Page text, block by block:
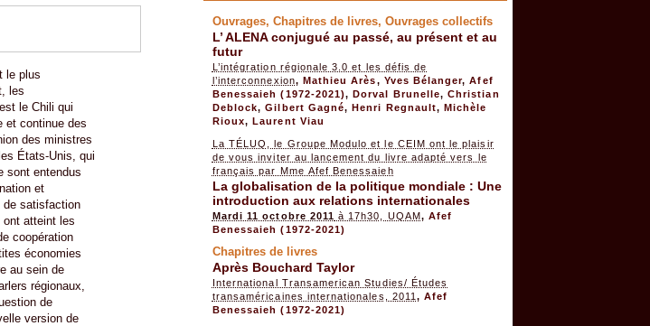
le plus
les
le Chili qui
et continue des
des ministres
États-Unis, qui
sont entendus
et
de satisfaction
ont atteint les
coopération
économies
au sein de
régionaux,
de
version de
Ouvrages, Chapitres de livres, Ouvrages collectifs
L’ ALENA conjugué au passé, au présent et au
futur
L’intégration régionale 3.0 et les défis de
l’interconnexion, Mathieu Arès, Yves Bélanger,Afef
Benessaieh (1972-2021),Dorval Brunelle,Christian
Deblock,Gilbert Gagné,Henri Regnault,Michèle
Rioux,Laurent Viau
La TÉLUQ, le Groupe Modulo et le CEIM ont le plaisir
de vous inviter au lancement du livre adapté vers le
français par Mme Afef Benessaieh
La globalisation de la politique mondiale : Une
introduction aux relations internationales
Mardi 11 octobre 2011 à 17h30, UQAM, Afef
Benessaieh (1972-2021)
Chapitres de livres
Après Bouchard Taylor
International Transamerican Studies/ Études
transaméricaines internationales, 2011 ,Afef
Benessaieh (1972-2021)